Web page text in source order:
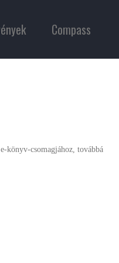
Compass
könyv-csomagjához, továbbá